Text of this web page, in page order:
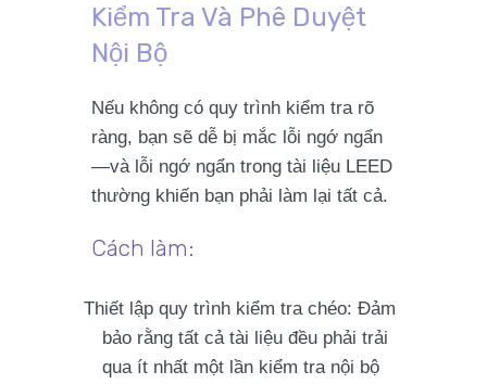
Kiểm Tra Và Phê Duyệt
Nội Bộ
Nếu không có quy trình kiểm tra rõ
ràng, bạn sẽ dễ bị mắc lỗi ngớ ngẩn
—và lỗi ngớ ngẩn trong tài liệu LEED
thường khiến bạn phải làm lại tất cả.
Cách làm:
Thiết lập quy trình kiểm tra chéo: Đảm
bảo rằng tất cả tài liệu đều phải trải
qua ít nhất một lần kiểm tra nội bộ